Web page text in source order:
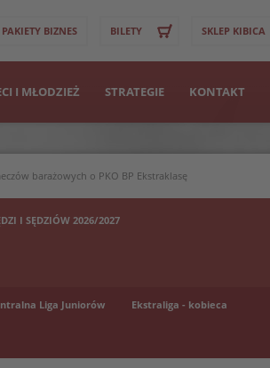
PAKIETY BIZNES BILETY SKLEP KIBICA
I MŁODZIEŻ STRATEGIE KONTAKT
>
Strona WWW
barażowych o PKO BP Ekstraklasę
I SĘDZIÓW 2026/2027
Liga Juniorów Ekstraliga - kobieca